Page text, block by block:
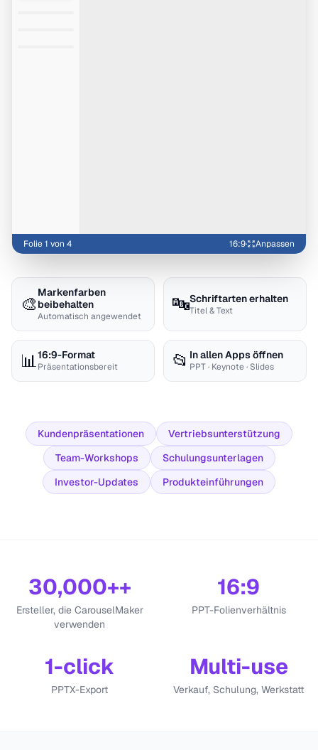
Folie 1 von 4 16:9· Anpassen
🎨
Markenfarben
beibehalten
Automatisch angewendet
🔤Schriftarten erhalten
Titel & Text
📊16:9-Format
Präsentationsbereit 📂 In allen Apps öffnen
PPT · Keynote · Slides
Kundenpräsentationen
Vertriebsunterstützung
Team-Workshops
Schulungsunterlagen
Investor-Updates
Produkteinführungen
30,000++
Ersteller, die CarouselMaker
verwenden
16:9
PPT-Folienverhältnis
1-click
PPTX-Export
Multi-use
Verkauf, Schulung, Werkstatt